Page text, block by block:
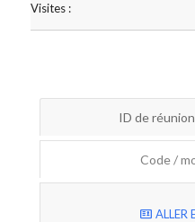
Visites :
ID de
Code /
ALLER